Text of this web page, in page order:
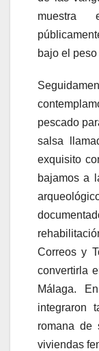
bajo el
pescado
salsa
exquisito
bajamos a
Correos y
convertirla
Málaga.
integraron
romana de
viviendas